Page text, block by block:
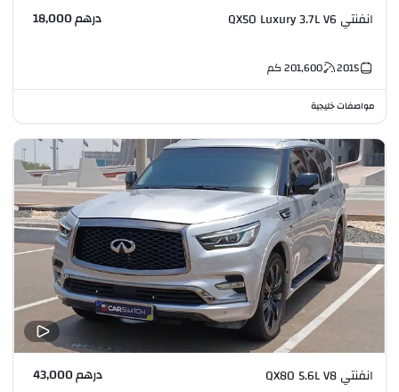
انفنتي QX50 Luxury 3.7L V6 درهم 18,000
2015
201,600كم
مواصفات خليجية
انفنتي QX80 5.6L V8 درهم 43,000